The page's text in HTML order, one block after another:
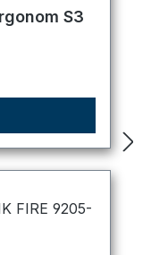
5 von 5 Sternen
S3